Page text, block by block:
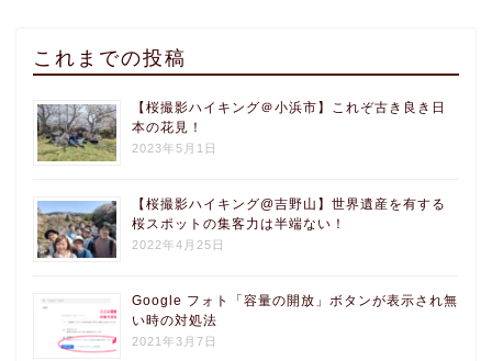
これまでの投稿
【桜撮影ハイキング＠小浜市】これぞ古き良き日
本の花見！
2023年5月1日
【桜撮影ハイキング@吉野山】世界遺産を有する
桜スポットの集客力は半端ない！
2022年4月25日
Google フォト「容量の開放」ボタンが表示され無
い時の対処法
2021年3月7日